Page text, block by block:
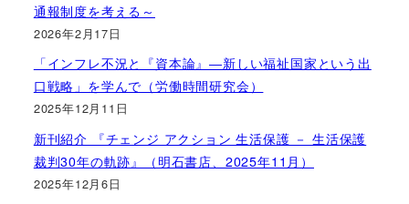
通報制度を考える～
2026年2月17日
「インフレ不況と『資本論』―新しい福祉国家という出
口戦略」を学んで（労働時間研究会）
2025年12月11日
新刊紹介 『チェンジ アクション 生活保護 － 生活保護
裁判30年の軌跡』（明石書店、2025年11月）
2025年12月6日